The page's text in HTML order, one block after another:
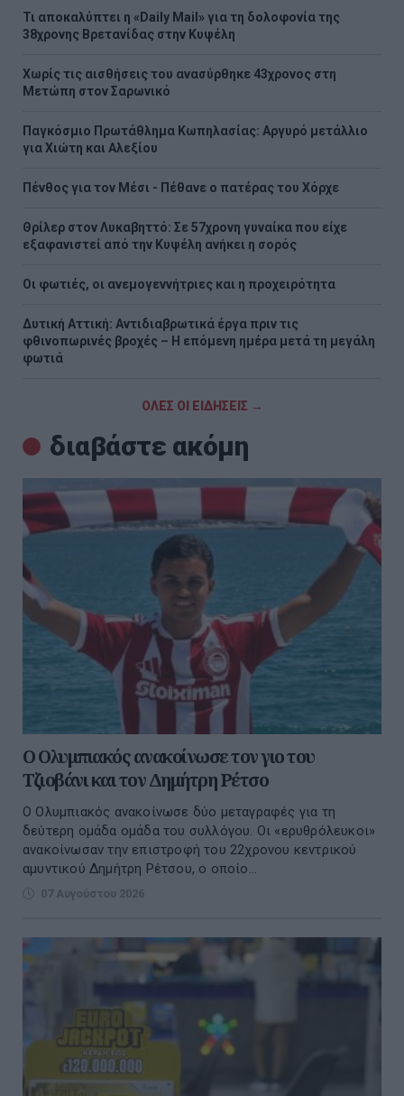
Τι αποκαλύπτει η «Daily Mail» για τη δολοφονία της
38χρονης Βρετανίδας στην Κυψέλη
Χωρίς τις αισθήσεις του ανασύρθηκε 43χρονος στη
Μετώπη στον Σαρωνικό
Παγκόσμιο Πρωτάθλημα Κωπηλασίας: Αργυρό μετάλλιο
για Χιώτη και Αλεξίου
Πένθος για τον Μέσι - Πέθανε ο πατέρας του Χόρχε
Θρίλερ στον Λυκαβηττό: Σε 57χρονη γυναίκα που είχε
εξαφανιστεί από την Κυψέλη ανήκει η σορός
Οι φωτιές, οι ανεμογεννήτριες και η προχειρότητα
Δυτική Αττική: Αντιδιαβρωτικά έργα πριν τις
φθινοπωρινές βροχές – Η επόμενη ημέρα μετά τη μεγάλη
φωτιά
ΟΛΕΣ ΟΙ ΕΙΔΗΣΕΙΣ →
διαβάστε ακόμη
O Ολυμπιακός ανακοίνωσε τον γιο του
Τζιοβάνι και τον Δημήτρη Ρέτσο
Ο Ολυμπιακός ανακοίνωσε δύο μεταγραφές για τη
δεύτερη ομάδα ομάδα του συλλόγου. Οι «ερυθρόλευκοι»
ανακοίνωσαν την επιστροφή του 22χρονου κεντρικού
αμυντικού Δημήτρη Ρέτσου, ο οποίο...
07 Αυγούστου 2026